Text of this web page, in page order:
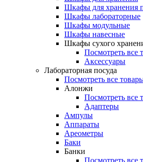
Шкафы для хранения
Шкафы лабораторные
Шкафы модульные
Шкафы навесные
Шкафы сухого
Посмотреть все
Аксессуары
Лабораторная посуда
Посмотреть все
Алонжи
Посмотреть все
Адаптеры
Ампулы
Аппараты
Ареометры
Баки
Банки
Посмотреть все